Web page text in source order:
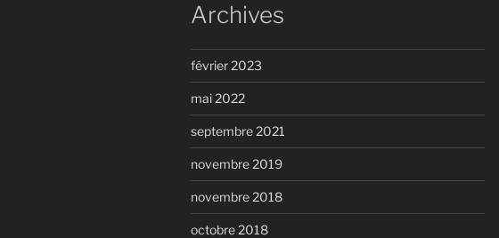
Archives
février 2023
mai 2022
septembre 2021
novembre 2019
novembre 2018
octobre 2018